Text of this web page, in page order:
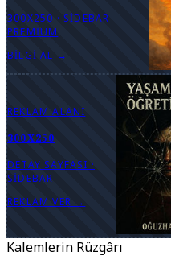
300X250 · SIDEBAR
PREMIUM
BILGI AL →
REKLAM ALANI
300X250
DETAY SAYFASI ·
SIDEBAR
REKLAM VER →
Kalemlerin Rüzgârı